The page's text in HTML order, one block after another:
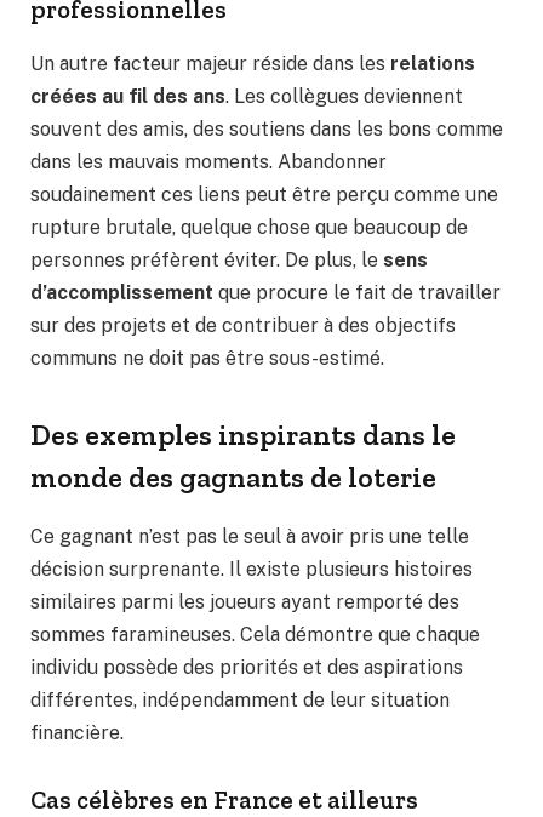
professionnelles
Un autre facteur majeur réside dans les relations
créées au fil des ans. Les collègues deviennent
souvent des amis, des soutiens dans les bons comme
dans les mauvais moments. Abandonner
soudainement ces liens peut être perçu comme une
rupture brutale, quelque chose que beaucoup de
personnes préfèrent éviter. De plus, le sens
d’accomplissement que procure le fait de travailler
sur des projets et de contribuer à des objectifs
communs ne doit pas être sous-estimé.
Des exemples inspirants dans le
monde des gagnants de loterie
Ce gagnant n’est pas le seul à avoir pris une telle
décision surprenante. Il existe plusieurs histoires
similaires parmi les joueurs ayant remporté des
sommes faramineuses. Cela démontre que chaque
individu possède des priorités et des aspirations
différentes, indépendamment de leur situation
financière.
Cas célèbres en France et ailleurs